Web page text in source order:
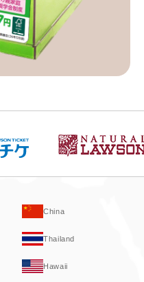
China
Thailand
Hawaii